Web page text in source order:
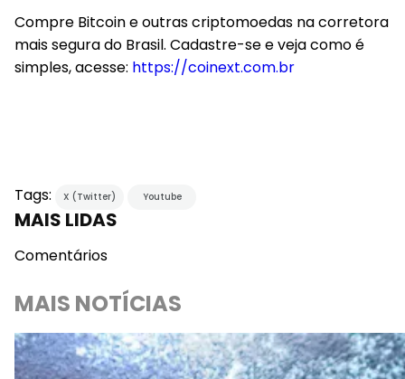
Compre Bitcoin e outras criptomoedas na corretora
mais segura do Brasil. Cadastre-se e veja como é
simples, acesse: https://coinext.com.br
Tags: X (Twitter) Youtube
MAIS LIDAS
Comentários
MAIS NOTÍCIAS